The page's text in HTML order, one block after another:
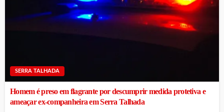
SERRA TALHADA
Homem é preso em flagrante por descumprir medida protetiva e
ameaçar ex-companheira em Serra Talhada